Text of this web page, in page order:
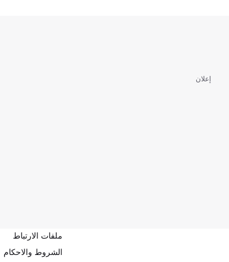
إعلان
ملفات الارتباط
الشروط والاحكام